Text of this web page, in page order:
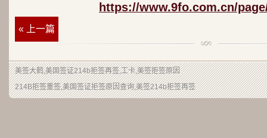
https://www.9fo.com.cn/
« 上一篇
美签大鹤,美国签证214b拒签再签,工卡,美签拒签原因
214B拒签重签,美国签证拒签原因查询,美签214b拒签再签